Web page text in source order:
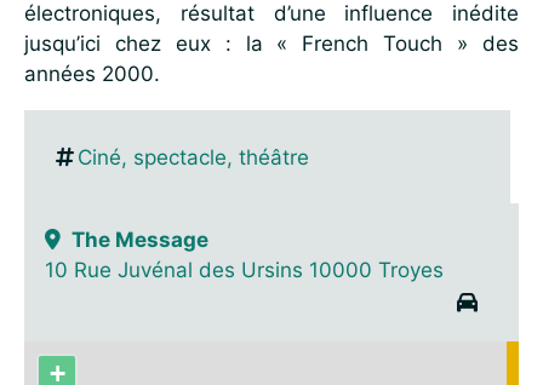
électroniques, résultat d’une influence inédite
jusqu’ici chez eux : la « French Touch » des
années 2000.
Ciné, spectacle, théâtre
The Message
10 Rue Juvénal des Ursins 10000 Troyes
+